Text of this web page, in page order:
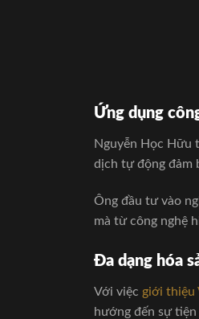
Ứng dụng
Nguyễn Học Hữu
dịch tự động đảm
Ông đầu tư vào
mà từ công nghệ
Đa dạng hóa
Với việc giới thiệu
hướng đến sự